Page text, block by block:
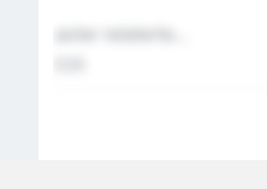
Laster relaterte...